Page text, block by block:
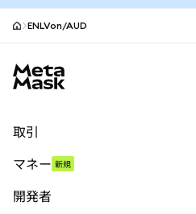
ENLVon/AUD
取引
パーペチュアル
マネー 新規
開発者